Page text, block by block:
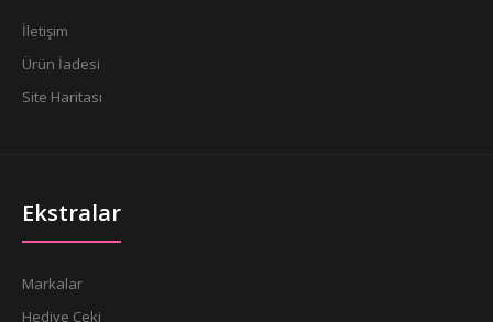
İletişim
Ürün İadesi
Site Haritası
Ekstralar
Markalar
Hediye Çeki